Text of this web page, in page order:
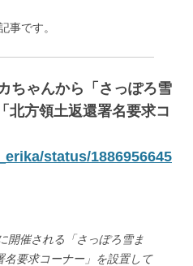
事です。
ちゃんから「さっぽろ雪
北方領土返還署名要求コ
status/1886956645
開催される「さっぽろ雪ま
名要求コーナー」を設置して